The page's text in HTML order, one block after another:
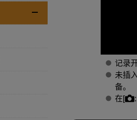
记录
未插
备。
在[
: